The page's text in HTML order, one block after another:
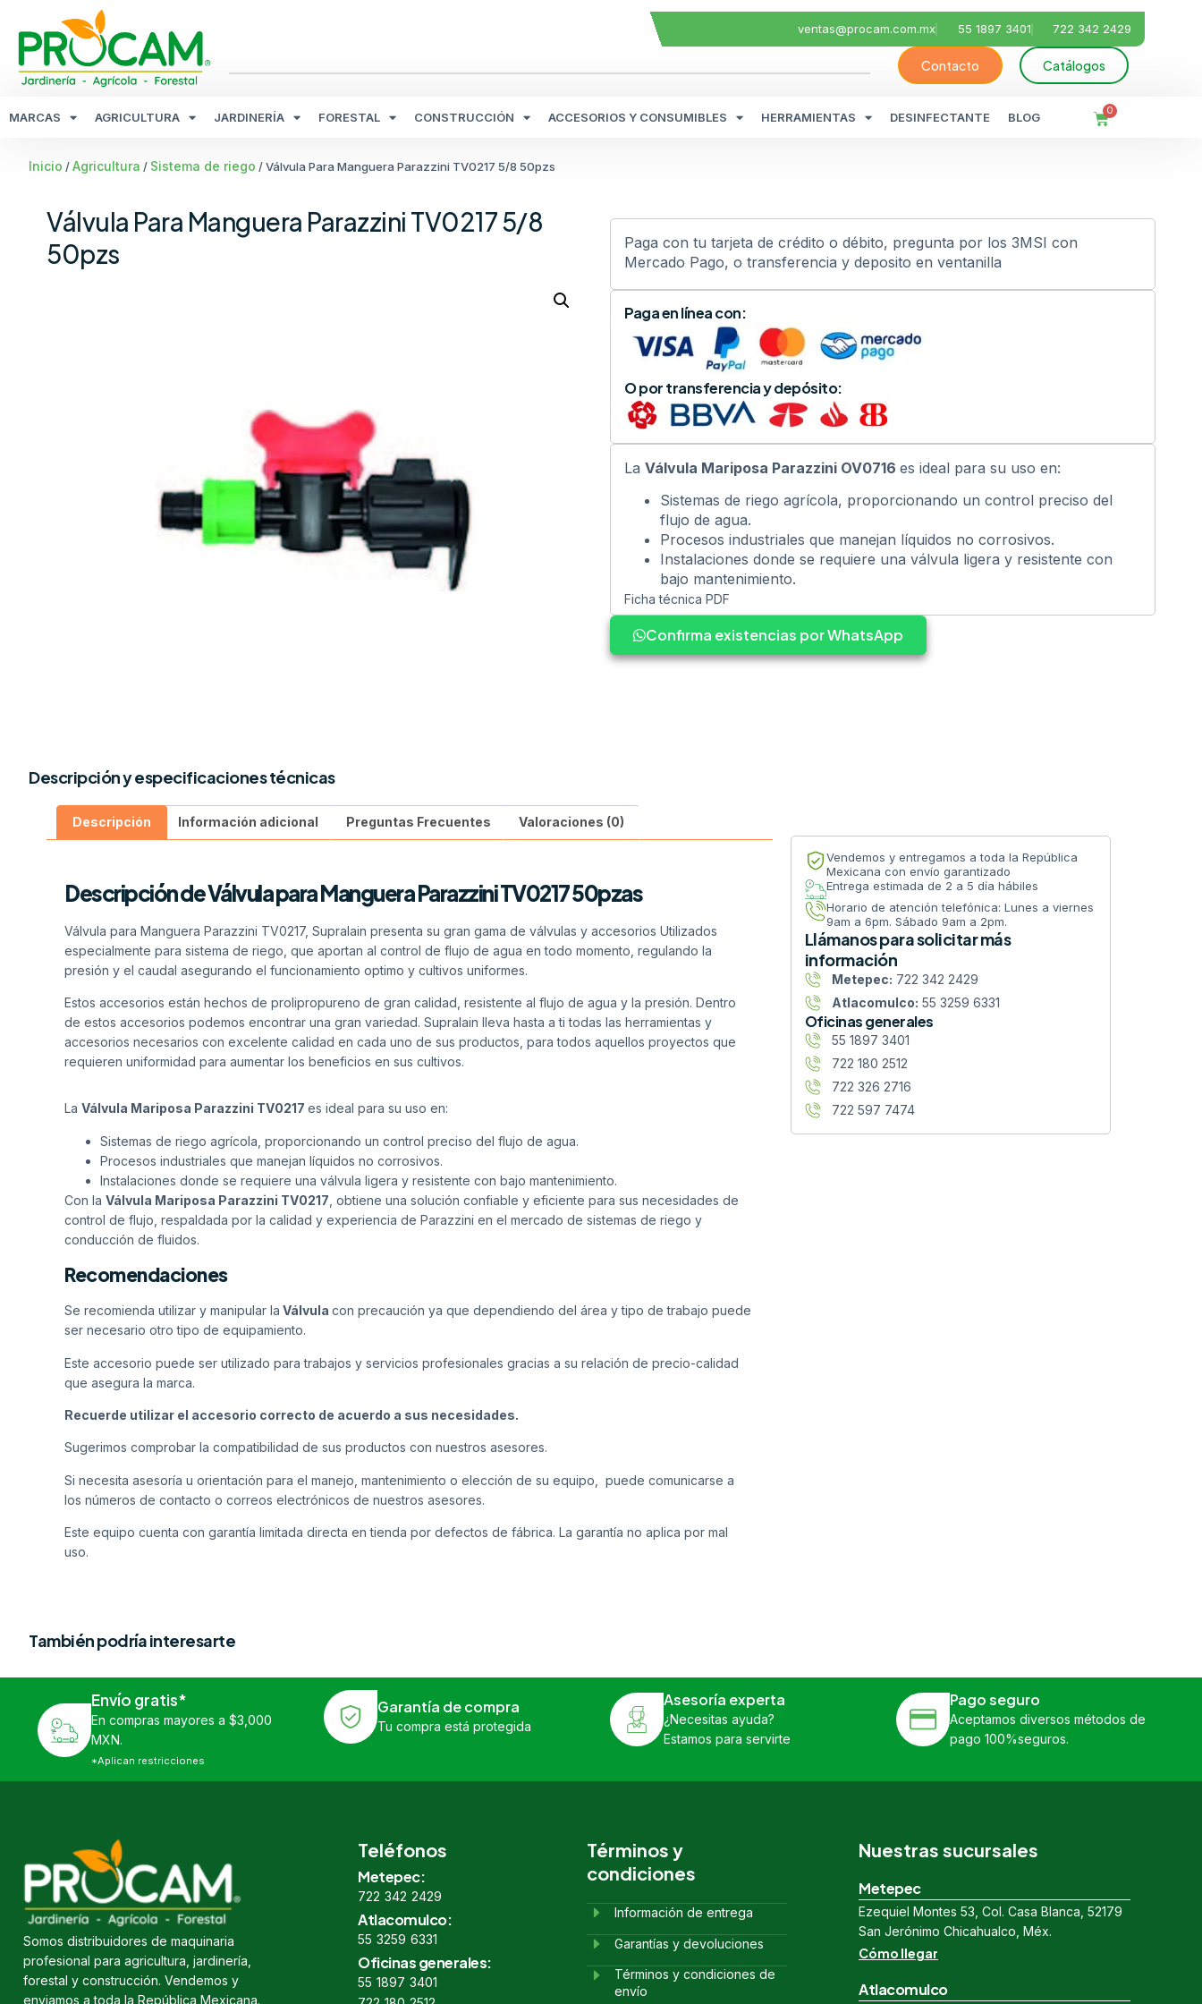
ventas@procam.com.mx 55 1897 3401 722 342 2429
Contacto Catálogos
MARCAS AGRICULTURA JARDINERÍA FORESTAL CONSTRUCCIÓN ACCESORIOS Y CONSUMIBLES HERRAMIENTAS DESINFECTANTE BLOG 0
Inicio /Agricultura / Sistema de riego / Válvula Para Manguera Parazzini TV0217 5/8 50pzs
Válvula Para Manguera Parazzini TV0217 5/8
50pzs
Paga con tu tarjeta de crédito o débito, pregunta por los 3MSI con
Mercado Pago, o transferencia y deposito en ventanilla
Paga en línea con:
O por transferencia y depósito:
La Válvula Mariposa Parazzini OV0716 es ideal para su uso en:
Sistemas de riego agrícola, proporcionando un control preciso del
flujo de agua.
Procesos industriales que manejan líquidos no corrosivos.
Instalaciones donde se requiere una válvula ligera y resistente con
bajo mantenimiento.
Ficha técnica PDF
Confirma existencias por WhatsApp
Descripción y especificaciones técnicas
Descripción Información adicional Preguntas Frecuentes Valoraciones (0)
Descripción de Válvula para Manguera Parazzini TV0217 50pzas
Válvula para Manguera Parazzini TV0217, Supralain presenta su gran gama de válvulas y accesorios Utilizados
especialmente para sistema de riego, que aportan al control de flujo de agua en todo momento, regulando la
presión y el caudal asegurando el funcionamiento optimo y cultivos uniformes.
Estos accesorios están hechos de prolipropureno de gran calidad, resistente al flujo de agua y la presión. Dentro
de estos accesorios podemos encontrar una gran variedad. Supralain lleva hasta a ti todas las herramientas y
accesorios necesarios con excelente calidad en cada uno de sus productos, para todos aquellos proyectos que
requieren uniformidad para aumentar los beneficios en sus cultivos.
La Válvula Mariposa Parazzini TV0217 es ideal para su uso en:
Sistemas de riego agrícola, proporcionando un control preciso del flujo de agua.
Procesos industriales que manejan líquidos no corrosivos.
Instalaciones donde se requiere una válvula ligera y resistente con bajo mantenimiento.
Con la Válvula Mariposa Parazzini TV0217 , obtiene una solución confiable y eficiente para sus necesidades de
control de flujo, respaldada por la calidad y experiencia de Parazzini en el mercado de sistemas de riego y
conducción de fluidos.
Recomendaciones
Se recomienda utilizar y manipular la Válvula con precaución ya que dependiendo del área y tipo de trabajo puede
ser necesario otro tipo de equipamiento.
Este accesorio puede ser utilizado para trabajos y servicios profesionales gracias a su relación de precio-calidad
que asegura la marca.
Recuerde utilizar el accesorio correcto de acuerdo a sus necesidades.
Sugerimos comprobar la compatibilidad de sus productos con nuestros asesores.
Si necesita asesoría u orientación para el manejo, mantenimiento o elección de su equipo, puede comunicarse a
los números de contacto o correos electrónicos de nuestros asesores.
Este equipo cuenta con garantía limitada directa en tienda por defectos de fábrica. La garantía no aplica por mal
uso.
Vendemos y entregamos a toda la República
Mexicana con envío garantizado
Entrega estimada de 2 a 5 día hábiles
Horario de atención telefónica: Lunes a viernes
9am a 6pm. Sábado 9am a 2pm.
Llámanos para solicitar más
información
Metepec: 722 342 2429
Atlacomulco: 55 3259 6331
Oficinas generales
55 1897 3401
722 180 2512
722 326 2716
722 597 7474
También podría interesarte
Envío gratis*
En compras mayores a $3,000
MXN.
*Aplican restricciones
Garantía de compra
Tu compra está protegida
Asesoría experta
¿Necesitas ayuda?
Estamos para servirte
Pago seguro
Aceptamos diversos métodos de
pago 100%seguros.
Somos distribuidores de maquinaria
profesional para agricultura, jardinería,
forestal y construcción. Vendemos y
enviamos a toda la República Mexicana.
Teléfonos
Metepec:
722 342 2429
Atlacomulco:
55 3259 6331
Oficinas generales:
55 1897 3401
Términos y
condiciones
Información de entrega
Garantías y devoluciones
Términos y condiciones de
envío
Nuestras sucursales
Metepec
Ezequiel Montes 53, Col. Casa Blanca, 52179
San Jerónimo Chicahualco, Méx.
Cómo llegar
Atlacomulco